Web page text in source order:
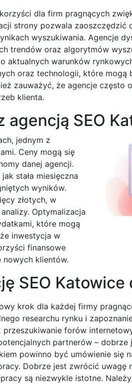
dla firm pragnących
strony pozwala zaoszczędzić
wyszukiwania. Agencje
trendów oraz algorytmów
warunków
oraz technologii, które
zauważyć, że agencje często
klienta.
agencją SEO
jednym z
Ceny mogą się
danej agencji.
stała miesięczna
wyników.
złotych, w
Optymalizacja
które mogą
inwestycja w
finansowe
klientów.
SEO
krok dla każdej firmy
researchu rynku i
forów
partnerów – dobrze
powinno być umówienie się
Dobrze jest zwrócić uwagę
są niezwykle istotne.